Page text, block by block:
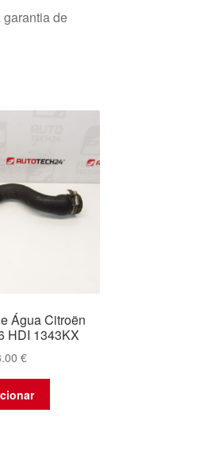
de
Água Citroën
HDI 1343KX
€